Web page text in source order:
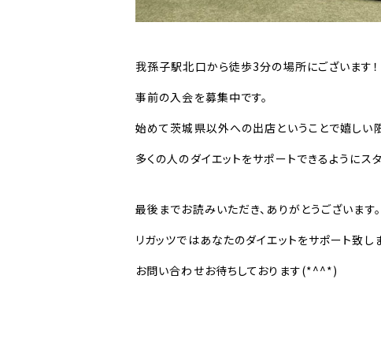
我孫子駅北口から徒歩3分の場所にございます！
事前の入会を募集中です。
始めて茨城県以外への出店ということで嬉しい限
多くの人のダイエットをサポートできるようにス
最後までお読みいただき、ありがとうございます。
リガッツではあなたのダイエットをサポート致し
お問い合わせお待ちしております(*^^*)